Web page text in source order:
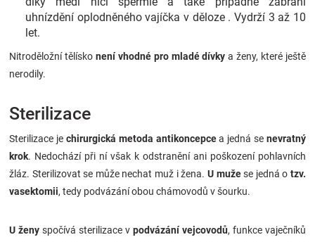
uhnízdění oplodněného vajíčka v děloze . Vydrží 3 až 10
let.
Nitroděložní tělísko není vhodné pro mladé dívky a ženy, které ještě
nerodily.
Sterilizace
Sterilizace je chirurgická metoda antikoncepcea jedná se nevratný
krok. Nedochází při ní však k odstranění ani poškození pohlavních
žláz. Sterilizovat se může nechat muž i žena. U mužese jedná o tzv.
vasektomii, tedy podvázání obou chámovodů v šourku.
U ženy spočívá sterilizace v podvázání vejcovodů, funkce vaječníků